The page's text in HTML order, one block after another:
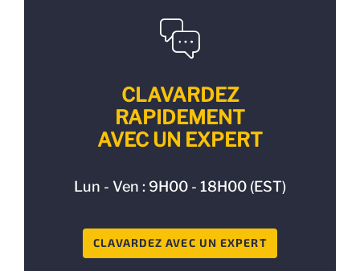
CLAVARDEZ
RAPIDEMENT
AVEC UN EXPERT
Lun - Ven : 9H00 - 18H00 (EST)
CLAVARDEZ AVEC UN EXPERT